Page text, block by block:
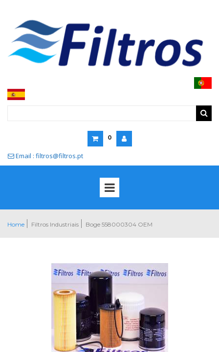
0
 Email : filtros@filtros.pt
Home Filtros Industriais Boge 558000304 OEM